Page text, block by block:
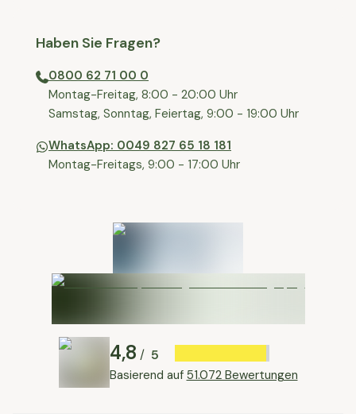
Haben Sie Fragen?
0800 62 71 00 0
⁠⁠Montag-Freitag, 8:00 - 20:00 Uhr
⁠Samstag, Sonntag, Feiertag, 9:00 - 19:00 Uhr
WhatsApp: 0049 827 65 18 181
Montag-Freitags, 9:00 - 17:00 Uhr
4,8 / 5
Basierend auf 51.072 Bewertungen